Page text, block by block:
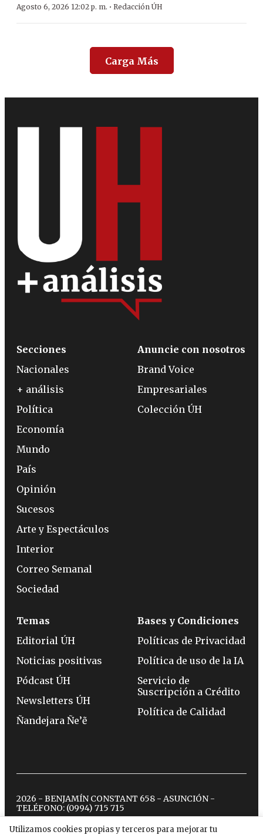
Agosto 6, 2026 12:02 p. m. · Redacción ÚH
Carga Más
Utilizamos cookies propias y terceros para mejorar tu
Secciones
Nacionales
+ análisis
Política
Economía
Mundo
País
Opinión
Sucesos
Arte y Espectáculos
Interior
Correo Semanal
Sociedad
Anuncie con nosotros
Brand Voice
Empresariales
Colección ÚH
Temas
Editorial ÚH
Noticias positivas
Pódcast ÚH
Newsletters ÚH
Ñandejara Ñe’ẽ
Bases y Condiciones
Políticas de Privacidad
Política de uso de la IA
Servicio de
Suscripción a Crédito
Política de Calidad
2026 - BENJAMÍN CONSTANT 658 - ASUNCIÓN -
TELÉFONO: (0994) 715 715